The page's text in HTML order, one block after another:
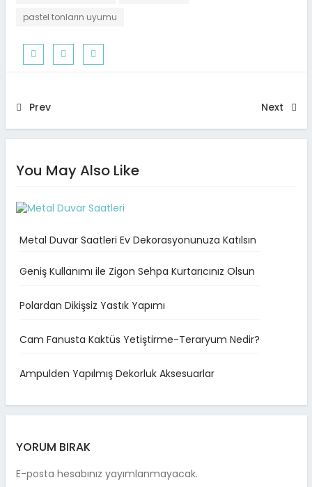
pastel tonların uyumu
Prev Next
You May Also Like
Metal Duvar Saatleri Ev Dekorasyonunuza Katılsın
Geniş Kullanımı ile Zigon Sehpa Kurtarıcınız Olsun
Polardan Dikişsiz Yastık Yapımı
Cam Fanusta Kaktüs Yetiştirme-Teraryum Nedir?
Ampulden Yapılmış Dekorluk Aksesuarlar
YORUM BIRAK
E-posta hesabınız yayımlanmayacak.